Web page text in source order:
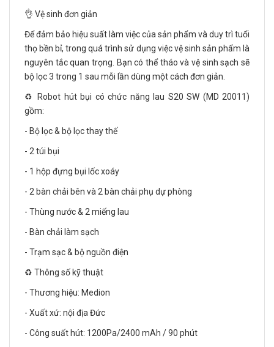
👌 Vệ sinh đơn giản
Để đảm bảo hiệu suất làm việc của sản phẩm và duy trì tuổi
thọ bền bỉ, trong quá trình sử dụng việc vệ sinh sản phẩm là
nguyên tắc quan trọng. Bạn có thể tháo và vệ sinh sạch sẽ
bộ lọc 3 trong 1 sau mỗi lần dùng một cách đơn giản.
♻️ Robot hút bụi có chức năng lau S20 SW (MD 20011)
gồm:
- Bộ lọc & bộ lọc thay thế
- 2 túi bụi
- 1 hộp đựng bụi lốc xoáy
- 2 bàn chải bên và 2 bàn chải phụ dự phòng
- Thùng nước & 2 miếng lau
- Bàn chải làm sạch
- Trạm sạc & bộ nguồn điện
♻️ Thông số kỹ thuật
- Thương hiệu: Medion
- Xuất xứ: nội địa Đức
- Công suất hút: 1200Pa/2400 mAh / 90 phút